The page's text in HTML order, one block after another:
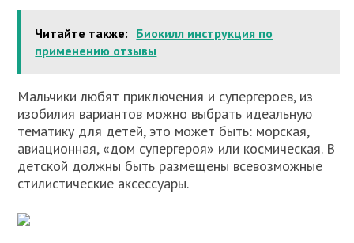
Читайте также: Биокилл инструкция по
применению отзывы
Мальчики любят приключения и супергероев, из
изобилия вариантов можно выбрать идеальную
тематику для детей, это может быть: морская,
авиационная, «дом супергероя» или космическая. В
детской должны быть размещены всевозможные
стилистические аксессуары.